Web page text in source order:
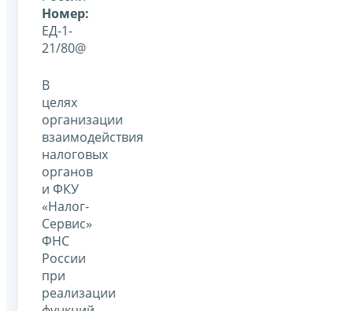
Номер:
ЕД-1-
21/80@
В
целях
организации
взаимодействия
налоговых
органов
и ФКУ
«Налог-
Сервис»
ФНС
России
при
реализации